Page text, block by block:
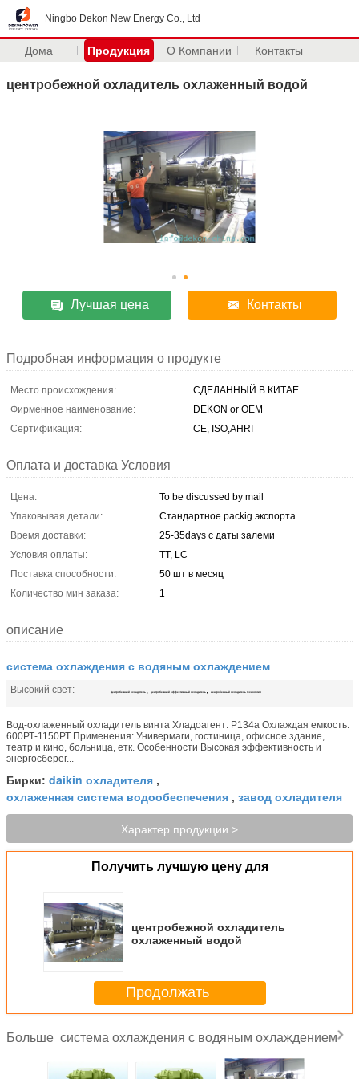
Ningbo Dekon New Energy Co., Ltd
Дома Продукция О Компании Контакты
центробежной охладитель охлаженный водой
Лучшая цена Контакты
Подробная информация о продукте
Место происхождения:
СДЕЛАННЫЙ В КИТАЕ
Фирменное наименование:
DEKON or OEM
Сертификация:
CE, ISO,AHRI
Оплата и доставка Условия
Цена:
To be discussed by mail
Упаковывая детали:
Стандартное packig экспорта
Время доставки:
25-35days с даты залеми
Условия оплаты:
TT, LC
Поставка способности:
50 шт в месяц
Количество мин заказа:
1
описание
система охлаждения с водяным охлаждением
Высокий свет: Центробежный охладитель , центробежный эффективный охладитель , центробежный охладитель технологии
Вод-охлаженный охладитель винта Хладоагент: Р134а Охлаждая емкость:
600РТ-1150РТ Применения: Универмаги, гостиница, офисное здание,
театр и кино, больница, етк. Особенности Высокая эффективность и
энергосберег...
Бирки: daikin охладителя ,
охлаженная система водообеспечения , завод охладителя
Характер продукции >
Получить лучшую цену для
центробежной охладитель
охлаженный водой
Продолжать
Больше система охлаждения с водяным охлаждением